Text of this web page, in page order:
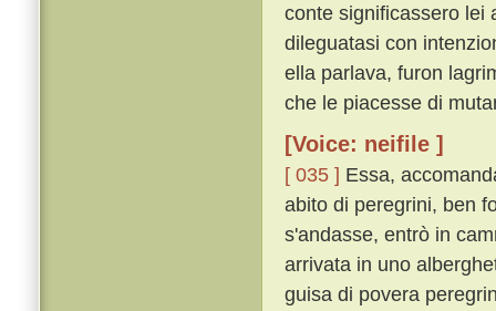
conte significassero lei
dileguatasi con
ella parlava, furon
che le piacesse di
[Voice: neifile ]
[ 035 ] Essa,
abito di peregrini, ben
s'andasse, entrò in
arrivata in uno
guisa di povera